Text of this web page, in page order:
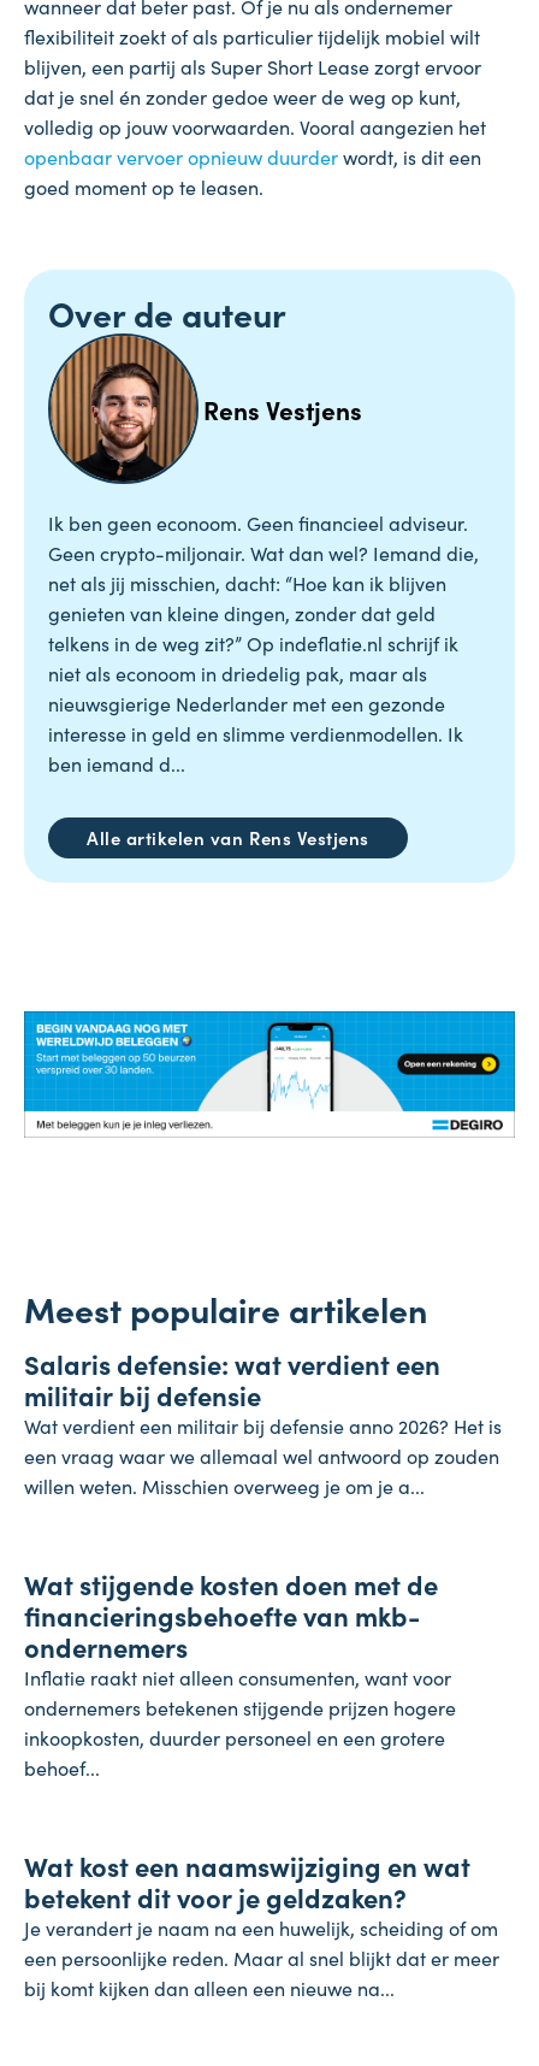
wanneer dat beter past. Of je nu als ondernemer
flexibiliteit zoekt of als particulier tijdelijk mobiel wilt
blijven, een partij als Super Short Lease zorgt ervoor
dat je snel én zonder gedoe weer de weg op kunt,
volledig op jouw voorwaarden. Vooral aangezien het
openbaar vervoer opnieuw duurderwordt, is dit een
goed moment op te leasen.
Over de auteur
Rens Vestjens
Ik ben geen econoom. Geen financieel adviseur.
Geen crypto-miljonair. Wat dan wel? Iemand die,
net als jij misschien, dacht: “Hoe kan ik blijven
genieten van kleine dingen, zonder dat geld
telkens in de weg zit?” Op indeflatie.nl schrijf ik
niet als econoom in driedelig pak, maar als
nieuwsgierige Nederlander met een gezonde
interesse in geld en slimme verdienmodellen. Ik
ben iemand d...
Alle artikelen van Rens Vestjens
Meest populaire artikelen
7 augustus 2026
Salaris defensie: wat verdient een
militair bij defensie
Wat verdient een militair bij defensie anno 2026? Het is
een vraag waar we allemaal wel antwoord op zouden
willen weten. Misschien overweeg je om je a...
4 augustus 2026
Wat stijgende kosten doen met de
financieringsbehoefte van mkb-
ondernemers
Inflatie raakt niet alleen consumenten, want voor
ondernemers betekenen stijgende prijzen hogere
inkoopkosten, duurder personeel en een grotere
behoef...
31 juli 2026
Wat kost een naamswijziging en wat
betekent dit voor je geldzaken?
Je verandert je naam na een huwelijk, scheiding of om
een persoonlijke reden. Maar al snel blijkt dat er meer
bij komt kijken dan alleen een nieuwe na...